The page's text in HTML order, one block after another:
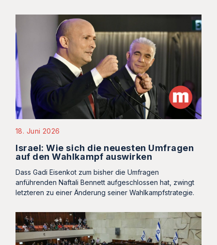
18. Juni 2026
Israel: Wie sich die neuesten Umfragen
auf den Wahlkampf auswirken
Dass Gadi Eisenkot zum bisher die Umfragen
anführenden Naftali Bennett aufgeschlossen hat, zwingt
letzteren zu einer Änderung seiner Wahlkampfstrategie.